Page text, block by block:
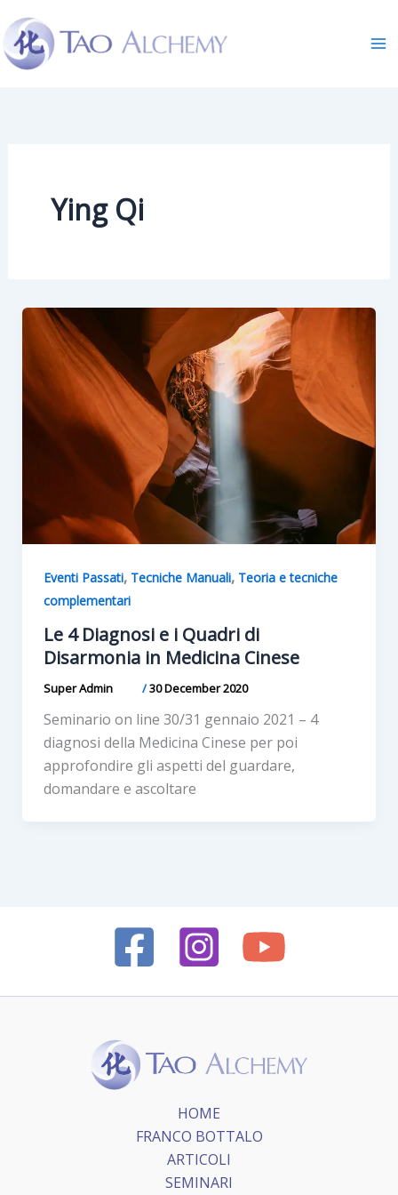
content
Ying Qi
Eventi Passati, Tecniche Manuali, Teoria e tecniche
complementari
Le 4 Diagnosi e i Quadri di
Disarmonia in Medicina Cinese
Super Admin /30 December 2020
Seminario on line 30/31 gennaio 2021 – 4
diagnosi della Medicina Cinese per poi
approfondire gli aspetti del guardare,
domandare e ascoltare
HOME
FRANCO BOTTALO
ARTICOLI
SEMINARI